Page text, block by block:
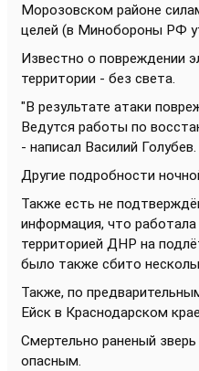
Морозовском районе
целей (в Минобороны РФ
Известно о повреждении
территории - без света.
"В результате атаки
Ведутся работы по
- написал Василий Голубев.
Другие подробности
Также есть не
информация, что
территорией ДНР на
было также сбито
Также, по
Ейск в Краснодарском
Смертельно раненый
опасным.